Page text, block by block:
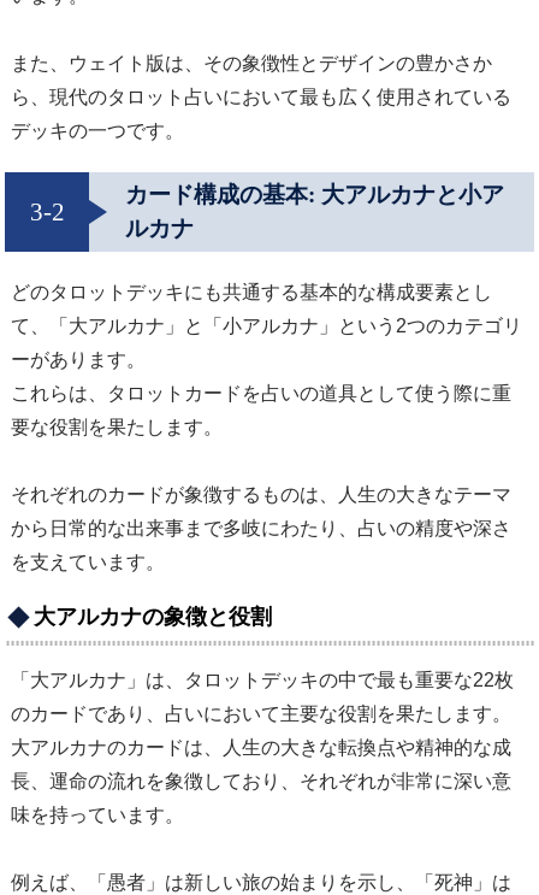
また、ウェイト版は、その象徴性とデザインの豊かさか
ら、現代のタロット占いにおいて最も広く使用されている
デッキの一つです。
3-2
カード構成の基本: 大アルカナと小ア
ルカナ
どのタロットデッキにも共通する基本的な構成要素とし
て、「大アルカナ」と「小アルカナ」という2つのカテゴリ
ーがあります。
これらは、タロットカードを占いの道具として使う際に重
要な役割を果たします。
それぞれのカードが象徴するものは、人生の大きなテーマ
から日常的な出来事まで多岐にわたり、占いの精度や深さ
を支えています。
大アルカナの象徴と役割
「大アルカナ」は、タロットデッキの中で最も重要な22枚
のカードであり、占いにおいて主要な役割を果たします。
大アルカナのカードは、人生の大きな転換点や精神的な成
長、運命の流れを象徴しており、それぞれが非常に深い意
味を持っています。
例えば、「愚者」は新しい旅の始まりを示し、「死神」は